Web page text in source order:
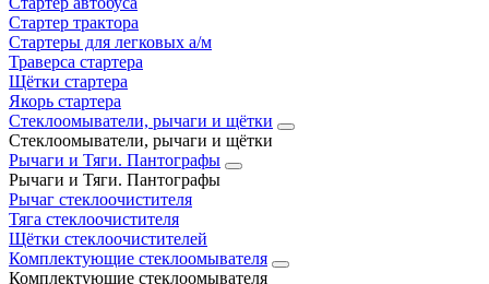
Стартер трактора
Стартеры для легковых а/м
Траверса стартера
Щётки стартера
Якорь стартера
Стеклоомыватели, рычаги и щётки
Стеклоомыватели, рычаги и щётки
Рычаги и Тяги. Пантографы
Рычаги и Тяги. Пантографы
Рычаг стеклоочистителя
Тяга стеклоочистителя
Щётки стеклоочистителей
Комплектующие стеклоомывателя
Комплектующие стеклоомывателя